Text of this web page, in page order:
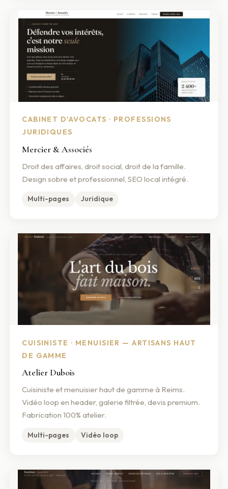
CABINET D'AVOCATS · PROFESSIONS
JURIDIQUES
Mercier & Associés
Droit des affaires, droit social, droit de la famille.
Design sobre et professionnel, SEO local intégré.
Multi-pages Juridique
CUISINISTE · MENUISIER — ARTISANS HAUT
DE GAMME
Atelier Dubois
Cuisiniste et menuisier haut de gamme à Reims.
Vidéo loop en header, galerie filtrée, devis premium.
Fabrication 100% atelier.
Multi-pages Vidéo loop